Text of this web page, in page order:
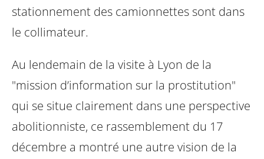
stationnement des camionnettes sont dans
le collimateur.
Au lendemain de la visite à Lyon de la
"mission d’information sur la prostitution"
qui se situe clairement dans une perspective
abolitionniste, ce rassemblement du 17
décembre a montré une autre vision de la